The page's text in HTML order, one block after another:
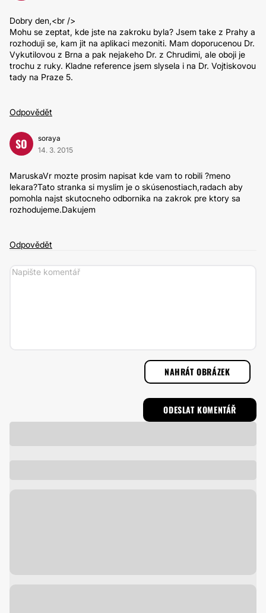
Dobry den,<br />
Mohu se zeptat, kde jste na zakroku byla? Jsem take z Prahy a
rozhoduji se, kam jit na aplikaci mezoniti. Mam doporucenou Dr.
Vykutilovou z Brna a pak nejakeho Dr. z Chrudimi, ale oboji je
trochu z ruky. Kladne reference jsem slysela i na Dr. Vojtiskovou
tady na Praze 5.
Odpovědět
SO
soraya
14. 3. 2015
MaruskaVr mozte prosim napisat kde vam to robili ?meno
lekara?Tato stranka si myslim je o skúsenostiach,radach aby
pomohla najst skutocneho odbornika na zakrok pre ktory sa
rozhodujeme.Dakujem
Odpovědět
NAHRÁT OBRÁZEK